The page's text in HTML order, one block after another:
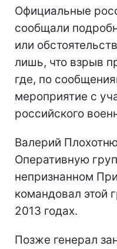
Официальные
сообщали
или
лишь, что взрыв
где, по
мероприятие с
российского
Валерий
Оперативную
непризнанном
командовал этой
2013 годах.
Позже генерал